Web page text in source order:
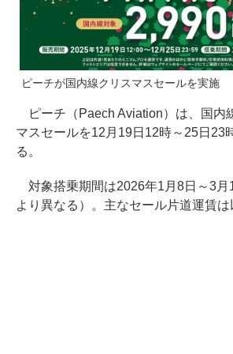
ピーチが国内線クリスマスセールを実施
ピーチ（Paech Aviation）は、国内
マスセールを12月19日12時～25日23
る。
対象搭乗期間は2026年1月8日～3月
より異なる）。主なセール片道運賃は